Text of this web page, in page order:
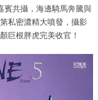
賓共攝，海邊騎馬奔騰與
私密濃精大噴發，攝影
巨根胖虎完美收官！